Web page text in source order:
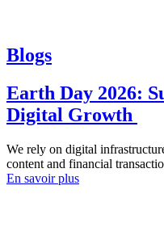
Blogs
Earth Day 2026:
Digital Growth
We rely on digital
content and financial
En savoir plus